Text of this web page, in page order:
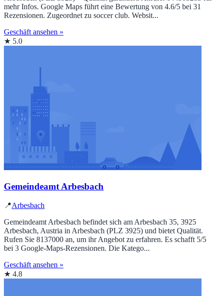
mehr Infos. Google Maps führt eine Bewertung von 4.6/5 bei 31
Rezensionen. Zugeordnet zu soccer club. Websit...
Geschäft ansehen »
★ 5.0
Gemeindeamt Arbesbach
📍Arbesbach
Gemeindeamt Arbesbach befindet sich am Arbesbach 35, 3925
Arbesbach, Austria in Arbesbach (PLZ 3925) und bietet Qualität.
Rufen Sie 8137000 an, um ihr Angebot zu erfahren. Es schafft 5/5
bei 3 Google‑Maps‑Rezensionen. Die Katego...
Geschäft ansehen »
★ 4.8